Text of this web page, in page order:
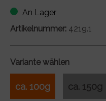
An Lager
Artikelnummer: 4219.1
Variante wählen
ca. 100g ca. 150g